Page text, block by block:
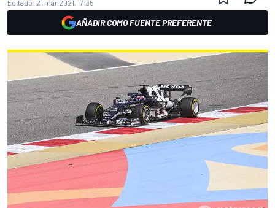
Editado: 21 mar 2021, 17:35
AÑADIR COMO FUENTE PREFERENTE